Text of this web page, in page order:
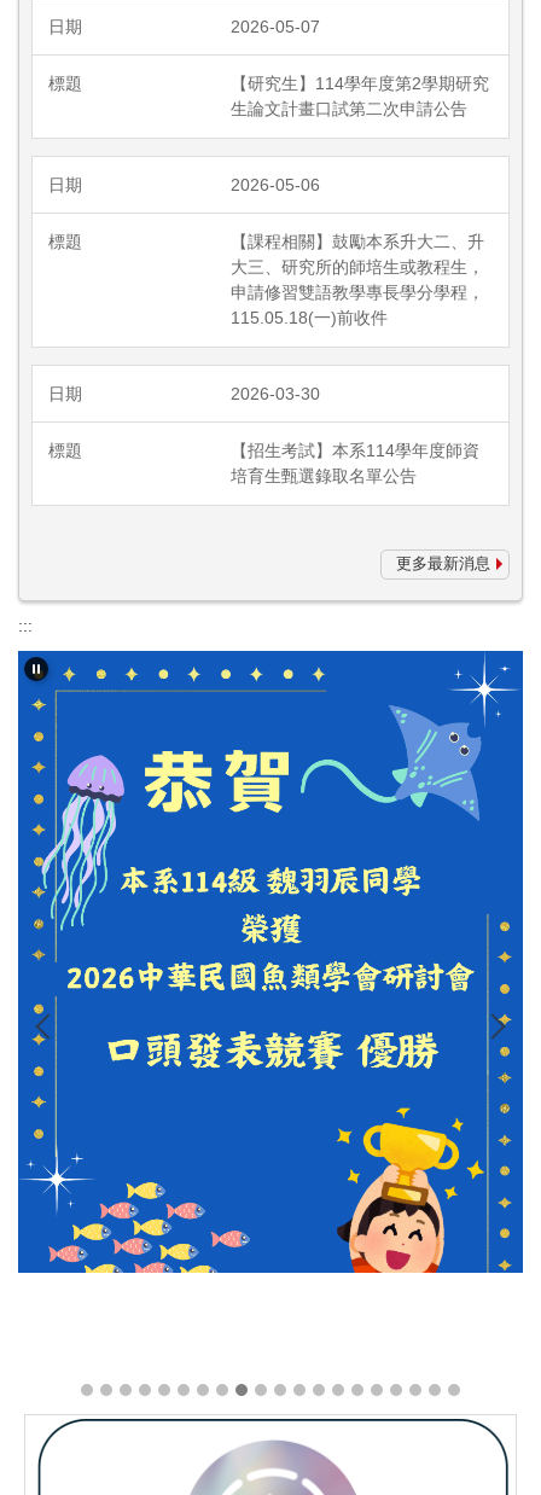
2026-05-07
【研究生】114學年度第2學期研究
生論文計畫口試第二次申請公告
2026-05-06
【課程相關】鼓勵本系升大二、升
大三、研究所的師培生或教程生，
申請修習雙語教學專長學分學程，
115.05.18(一)前收件
2026-03-30
【招生考試】本系114學年度師資
培育生甄選錄取名單公告
更多最新消息
:::